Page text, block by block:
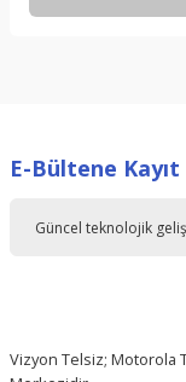
Ürün resmi
E-Bültene Kayıt
Vizyon Telsiz; Motorola